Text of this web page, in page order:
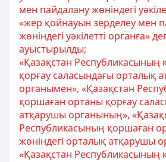
мен пайдалану жөніндегі
«жер қойнауын зерделеу мен
жөніндегі уәкілетті органға»
ауыстырылды;
«Қазақстан Республикасының
қорғау саласындағы орталық
органымен», «Қазақстан
қоршаған ортаны қорғау
атқарушы органының»,
Республикасының қоршаған
жөніндегі орталық атқарушы
«Қазақстан Республикасының